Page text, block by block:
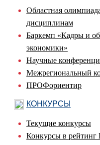
Областная
дисциплинам
Баркемп «Кадры и
экономики»
Научные
Межрегиональный
ПРОФориентир
КОНКУРСЫ
Текущие конкурсы
Конкурсы в